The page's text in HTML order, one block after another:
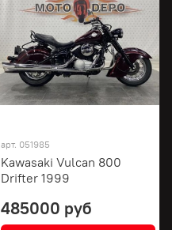
арт. 051985
Kawasaki Vulcan 800
Drifter 1999
485000 руб